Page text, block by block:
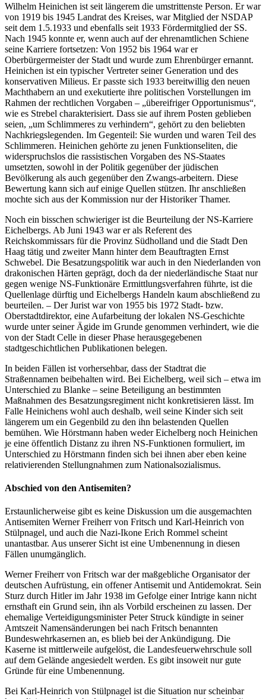
Wilhelm Heinichen ist seit längerem die umstrittenste Person. Er war
von 1919 bis 1945 Landrat des Kreises, war Mitglied der NSDAP
seit dem 1.5.1933 und ebenfalls seit 1933 Fördermitglied der SS.
Nach 1945 konnte er, wenn auch auf der ehrenamtlichen Schiene
seine Karriere fortsetzen: Von 1952 bis 1964 war er
Oberbürgermeister der Stadt und wurde zum Ehrenbürger ernannt.
Heinichen ist ein typischer Vertreter seiner Generation und des
konservativen Milieus. Er passte sich 1933 bereitwillig den neuen
Machthabern an und exekutierte ihre politischen Vorstellungen im
Rahmen der rechtlichen Vorgaben – „übereifriger Opportunismus“,
wie es Strebel charakterisiert. Dass sie auf ihrem Posten geblieben
seien, „um Schlimmeres zu verhindern“, gehört zu den beliebten
Nachkriegslegenden. Im Gegenteil: Sie wurden und waren Teil des
Schlimmeren. Heinichen gehörte zu jenen Funktionseliten, die
widerspruchslos die rassistischen Vorgaben des NS-Staates
umsetzten, sowohl in der Politik gegenüber der jüdischen
Bevölkerung als auch gegenüber den Zwangs-arbeitern. Diese
Bewertung kann sich auf einige Quellen stützen. Ihr anschließen
mochte sich aus der Kommission nur der Historiker Thamer.
Noch ein bisschen schwieriger ist die Beurteilung der NS-Karriere
Eichelbergs. Ab Juni 1943 war er als Referent des
Reichskommissars für die Provinz Südholland und die Stadt Den
Haag tätig und zweiter Mann hinter dem Beauftragten Ernst
Schwebel. Die Besatzungspolitik war auch in den Niederlanden von
drakonischen Härten geprägt, doch da der niederländische Staat nur
gegen wenige NS-Funktionäre Ermittlungsverfahren führte, ist die
Quellenlage dürftig und Eichelbergs Handeln kaum abschließend zu
beurteilen. – Der Jurist war von 1955 bis 1972 Stadt- bzw.
Oberstadtdirektor, eine Aufarbeitung der lokalen NS-Geschichte
wurde unter seiner Ägide im Grunde genommen verhindert, wie die
von der Stadt Celle in dieser Phase herausgegebenen
stadtgeschichtlichen Publikationen belegen.
In beiden Fällen ist vorhersehbar, dass der Stadtrat die
Straßennamen beibehalten wird. Bei Eichelberg, weil sich – etwa im
Unterschied zu Blanke – seine Beteiligung an bestimmten
Maßnahmen des Besatzungsregiment nicht konkretisieren lässt. Im
Falle Heinichens wohl auch deshalb, weil seine Kinder sich seit
längerem um ein Gegenbild zu den ihn belastenden Quellen
bemühen. Wie Hörstmann haben weder Eichelberg noch Heinichen
je eine öffentlich Distanz zu ihren NS-Funktionen formuliert, im
Unterschied zu Hörstmann finden sich bei ihnen aber eben keine
relativierenden Stellungnahmen zum Nationalsozialismus.
Abschied von den Antisemiten?
Erstaunlicherweise gibt es keine Diskussion um die ausgemachten
Antisemiten Werner Freiherr von Fritsch und Karl-Heinrich von
Stülpnagel, und auch die Nazi-Ikone Erich Rommel scheint
unantastbar. Aus unserer Sicht ist eine Umbenennung in diesen
Fällen unumgänglich.
Werner Freiherr von Fritsch war der maßgebliche Organisator der
deutschen Aufrüstung, ein offener Antisemit und Antidemokrat. Sein
Sturz durch Hitler im Jahr 1938 im Gefolge einer Intrige kann nicht
ernsthaft ein Grund sein, ihn als Vorbild erscheinen zu lassen. Der
ehemalige Verteidigungsminister Peter Struck kündigte in seiner
Amtszeit Namensänderungen bei nach Fritsch benannten
Bundeswehrkasernen an, es blieb bei der Ankündigung. Die
Kaserne ist mittlerweile aufgelöst, die Landesfeuerwehrschule soll
auf dem Gelände angesiedelt werden. Es gibt insoweit nur gute
Gründe für eine Umbenennung.
Bei Karl-Heinrich von Stülpnagel ist die Situation nur scheinbar